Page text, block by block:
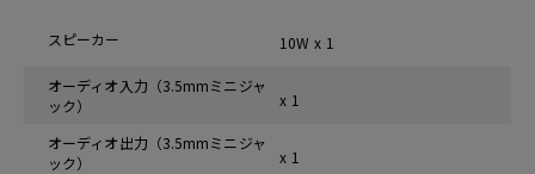
スピーカー 10W x 1
オーディオ入力（3.5mmミニジャ
ック）
x 1
オーディオ出力（3.5mmミニジャ
ック）
x 1